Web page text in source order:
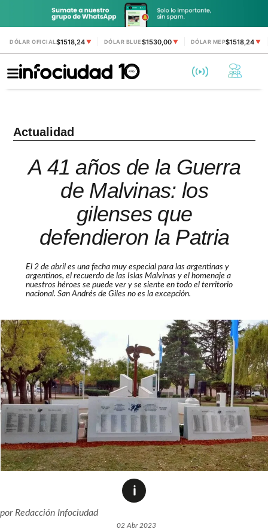
DÓLAR OFICIAL$1518,24 ▼ DÓLAR BLUE$1530,00 ▼ DÓLAR MEP$1518,24▼
Actualidad
A 41 años de la Guerra
de Malvinas: los
gilenses que
defendieron la Patria
El 2 de abril es una fecha muy especial para las argentinas y
argentinos, el recuerdo de las Islas Malvinas y el homenaje a
nuestros héroes se puede ver y se siente en todo el territorio
nacional. San Andrés de Giles no es la excepción.
porRedacción Infociudad
02 Abr 2023